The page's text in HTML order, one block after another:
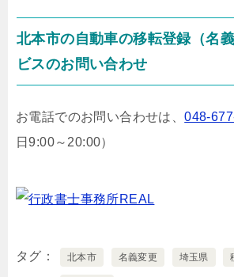
北本市の自動車の移転登録（名
ビスのお問い合わせ
お電話でのお問い合わせは、048-
日9:00～20:00）
タグ 北本市 名義変更 埼玉県